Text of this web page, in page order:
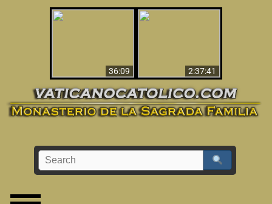
36:09
2:37:41